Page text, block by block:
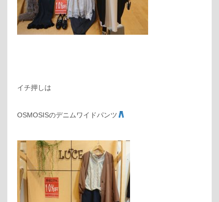
イチ押しは
OSMOSISのデニムワイドパンツ